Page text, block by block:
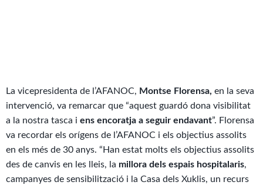
La vicepresidenta de l’AFANOC, Montse Florensa, en la seva
intervenció, va remarcar que “aquest guardó dona visibilitat
a la nostra tasca i ens encoratja a seguir endavant”. Florensa
va recordar els orígens de l’AFANOC i els objectius assolits
en els més de 30 anys. “Han estat molts els objectius assolits
des de canvis en les lleis, la millora dels espais hospitalaris,
campanyes de sensibilització i la Casa dels Xuklis, un recurs